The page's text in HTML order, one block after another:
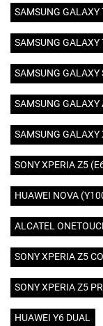
SAMSUNG
SAMSUNG
SAMSUNG GALAXY
SAMSUNG
SAMSUNG
SONY XPERIA Z5
HUAWEI NOVA
ALCATEL
SONY XPERIA Z5
SONY XPERIA Z5
HUAWEI Y6 DUAL